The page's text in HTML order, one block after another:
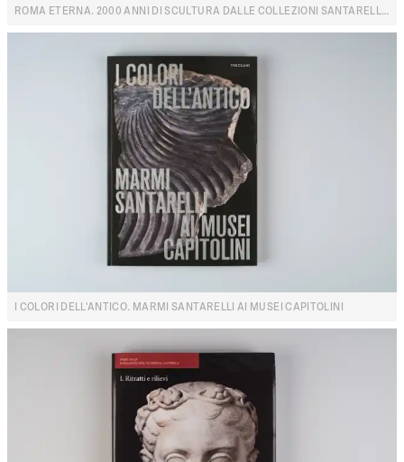
ROMA ETERNA. 2000 ANNI DI SCULTURA DALLE COLLEZIONI SANTARELLI E ZERI
I COLORI DELL'ANTICO. MARMI SANTARELLI AI MUSEI CAPITOLINI